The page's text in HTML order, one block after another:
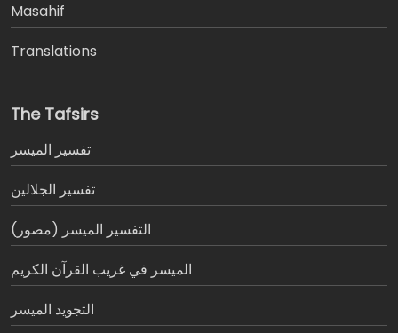
Masahif
Translations
The Tafsirs
تفسير المیسر
تفسير الجلالين
التفسير الميسر (مصور)
الميسر في غريب القرآن الكريم
التجويد الميسر